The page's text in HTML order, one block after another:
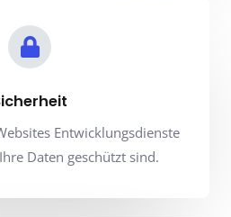
Entwicklungsdienste
Daten geschützt sind.